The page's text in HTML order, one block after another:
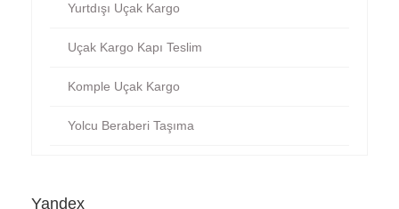
Yurtdışı Uçak Kargo
Uçak Kargo Kapı Teslim
Komple Uçak Kargo
Yolcu Beraberi Taşıma
Yandex